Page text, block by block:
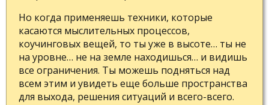
Но когда применяешь техники, которые
касаются мыслительных процессов,
коучинговых вещей, то ты уже в высоте… ты не
на уровне… не на земле находишься… и видишь
все ограничения. Ты можешь подняться над
всем этим и увидеть еще больше пространства
для выхода, решения ситуаций и всего-всего.